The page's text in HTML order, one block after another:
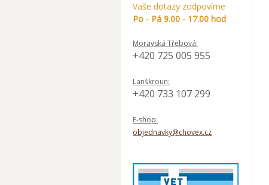
Vaše dotazy zodpovíme
Po - Pá 9.00 - 17.00 hod
Moravská Třebová:
+420 725 005 955
Lanškroun:
+420 733 107 299
E-shop:
objednavky@chovex.cz